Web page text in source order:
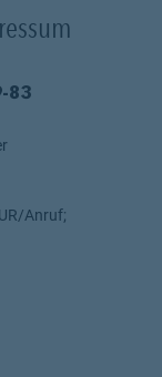
83
Anruf;